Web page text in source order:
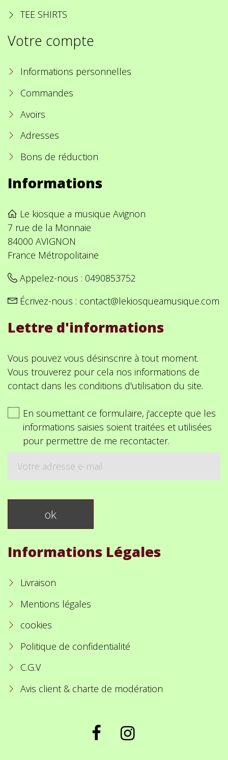
TEE SHIRTS
Votre compte
Informations personnelles
Commandes
Avoirs
Adresses
Bons de réduction
Informations
Le kiosque a musique Avignon
7 rue de la Monnaie
84000 AVIGNON
France Métropolitaine
Appelez-nous : 0490853752
Écrivez-nous : contact@lekiosqueamusique.com
Lettre d'informations
Vous pouvez vous désinscrire à tout moment.
Vous trouverez pour cela nos informations de
contact dans les conditions d'utilisation du site.
En soumettant ce formulaire, j'accepte que les
informations saisies soient traitées et utilisées
pour permettre de me recontacter.
Informations Légales
Livraison
Mentions légales
cookies
Politique de confidentialité
C.G.V
Avis client & charte de modération